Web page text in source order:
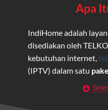
Apa
IndiHome adalah
disediakan oleh
kebutuhan internet,
(IPTV) dalam satu
Layanan Wifi